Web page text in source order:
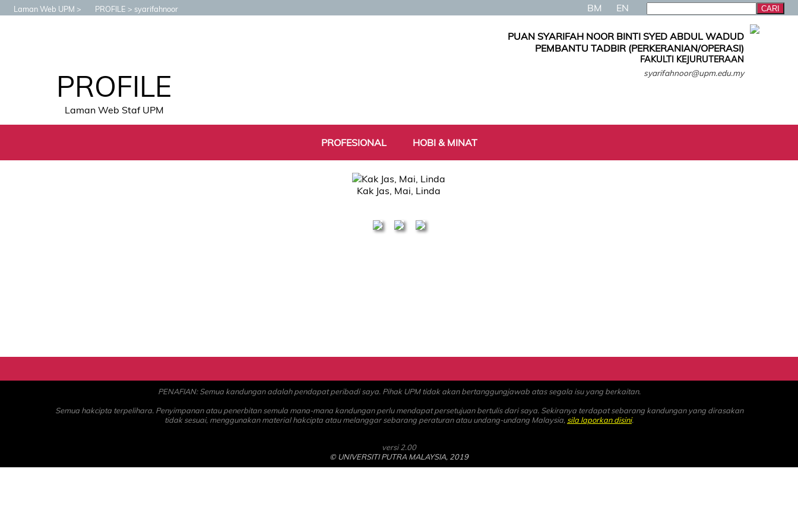
Laman Web UPM PROFILE syarifahnoor BM EN
PROFILE
Laman Web Staf UPM
PUAN SYARIFAH NOOR BINTI SYED ABDUL WADUD
PEMBANTU TADBIR (PERKERANIAN/OPERASI)
FAKULTI KEJURUTERAAN
syarifahnoor@upm.edu.my
PROFESIONAL HOBI & MINAT
Kak Jas, Mai, Linda
PENAFIAN: Semua kandungan adalah pendapat peribadi saya. Pihak UPM tidak akan bertanggungjawab atas segala isu yang berkaitan.
Semua hakcipta terpelihara. Penyimpanan atau penerbitan semula mana-mana kandungan perlu mendapat persetujuan bertulis dari saya. Sekiranya terdapat sebarang kandungan yang dirasakan
tidak sesuai, menggunakan material hakcipta atau melanggar sebarang peraturan atau undang-undang Malaysia, sila laporkan disini.
versi 2.00
© UNIVERSITI PUTRA MALAYSIA, 2019